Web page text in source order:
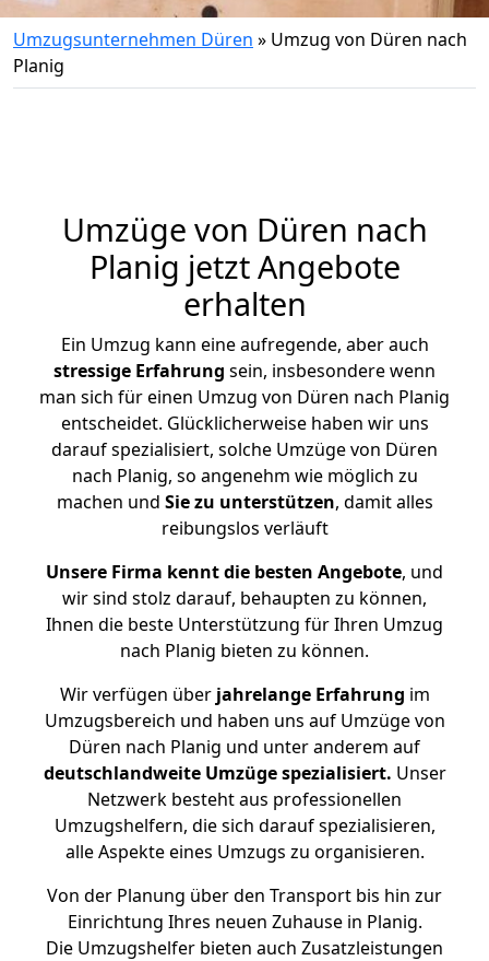
Umzugsunternehmen Düren » Umzug von Düren nach
Planig
Umzüge von Düren nach
Planig jetzt Angebote
erhalten
Ein Umzug kann eine aufregende, aber auch
stressige Erfahrung sein, insbesondere wenn
man sich für einen Umzug von Düren nach Planig
entscheidet. Glücklicherweise haben wir uns
darauf spezialisiert, solche Umzüge von Düren
nach Planig, so angenehm wie möglich zu
machen und Sie zu unterstützen, damit alles
reibungslos verläuft
Unsere Firma kennt die besten Angebote, und
wir sind stolz darauf, behaupten zu können,
Ihnen die beste Unterstützung für Ihren Umzug
nach Planig bieten zu können.
Wir verfügen überjahrelange Erfahrung im
Umzugsbereich und haben uns auf Umzüge von
Düren nach Planig und unter anderem auf
deutschlandweite Umzüge spezialisiert. Unser
Netzwerk besteht aus professionellen
Umzugshelfern, die sich darauf spezialisieren,
alle Aspekte eines Umzugs zu organisieren.
Von der Planung über den Transport bis hin zur
Einrichtung Ihres neuen Zuhause in Planig.
Die Umzugshelfer bieten auch Zusatzleistungen